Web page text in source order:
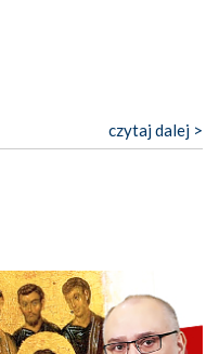
czytaj dalej >